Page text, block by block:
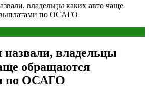
владельцы каких авто чаще
выплатами по ОСАГО
владельцы
обращаются
по ОСАГО